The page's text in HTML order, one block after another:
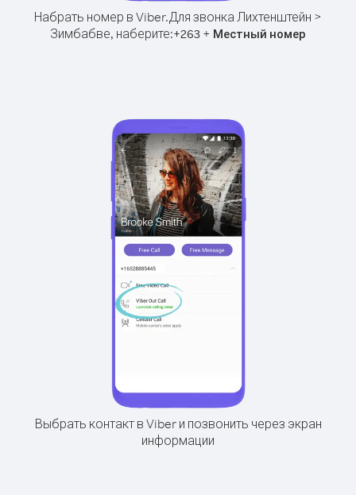
Набрать номер в Viber.Для звонка Лихтенштейн >
Зимбабве, наберите:+263 + Местный номер
Выбрать контакт в Viber и позвонить через экран
информации